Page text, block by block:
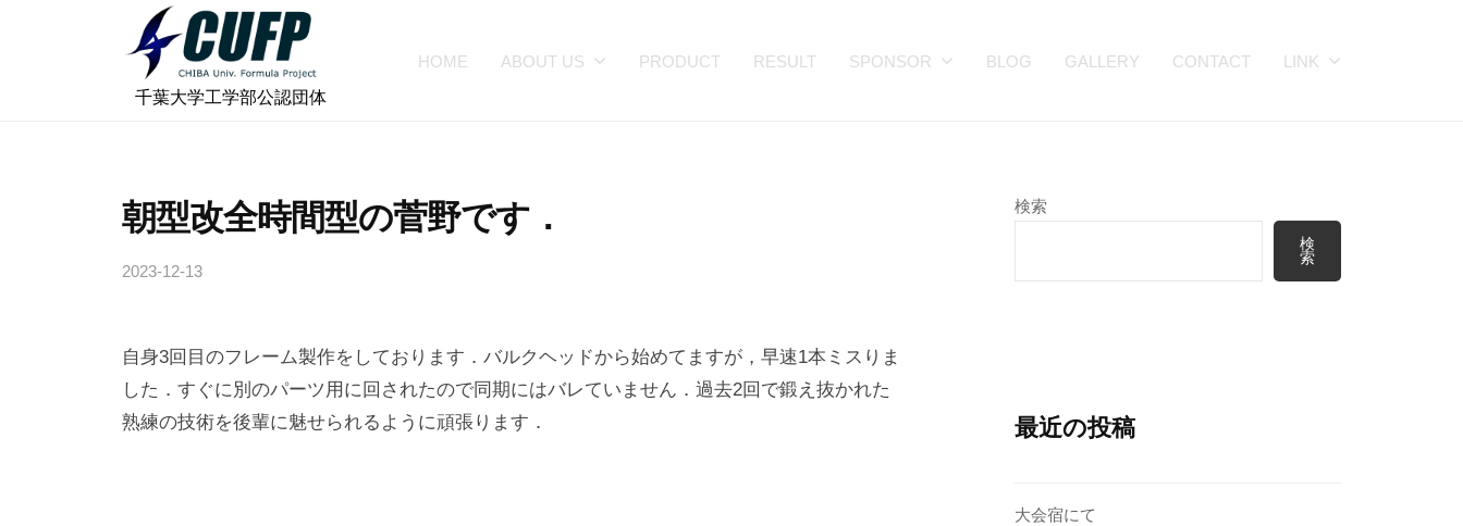
千
学
フ
ォ
ミ
ュ
ラ
⠀千葉大学工学部公認団体
HOME ABOUT US PRODUCT RESULT SPONSOR BLOG GALLERY CONTACT LINK
朝型改全時間型の菅野です．
2023-12-13
h
i
b
自身3回目のフレーム製作をしております．バルクヘッドから始めてますが，早速1本ミスりま
した．すぐに別のパーツ用に回されたので同期にはバレていません．過去2回で鍛え抜かれた
熟練の技術を後輩に魅せられるように頑張ります．
検索
検
索
最近の投稿
大会宿にて
ー
ュ
ジ
ク